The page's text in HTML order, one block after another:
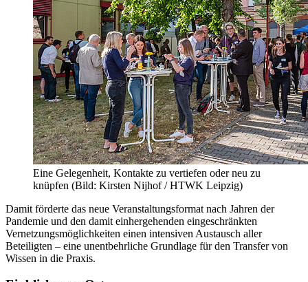
Eine Gelegenheit, Kontakte zu vertiefen oder neu zu
knüpfen (Bild: Kirsten Nijhof / HTWK Leipzig)
Damit förderte das neue Veranstaltungsformat nach Jahren der
Pandemie und den damit einhergehenden eingeschränkten
Vernetzungsmöglichkeiten einen intensiven Austausch aller
Beteiligten – eine unentbehrliche Grundlage für den Transfer von
Wissen in die Praxis.